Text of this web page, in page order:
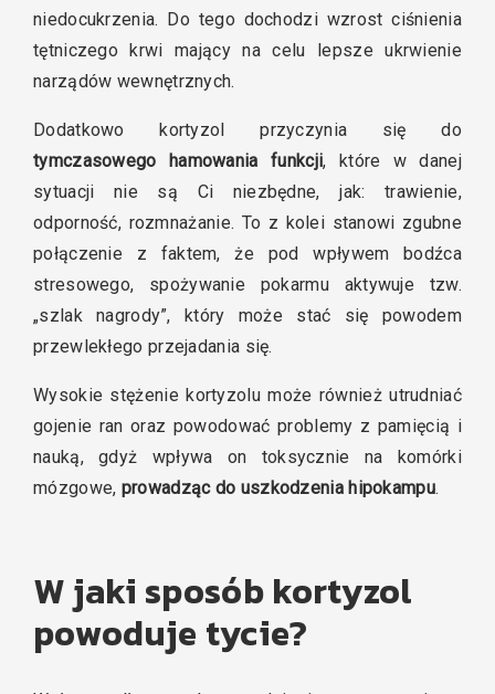
niedocukrzenia. Do tego dochodzi wzrost ciśnienia
tętniczego krwi mający na celu lepsze ukrwienie
narządów wewnętrznych.
Dodatkowo kortyzol przyczynia się do
tymczasowego hamowania funkcji, które w danej
sytuacji nie są Ci niezbędne, jak: trawienie,
odporność, rozmnażanie. To z kolei stanowi zgubne
połączenie z faktem, że pod wpływem bodźca
stresowego, spożywanie pokarmu aktywuje tzw.
„szlak nagrody”, który może stać się powodem
przewlekłego przejadania się.
Wysokie stężenie kortyzolu może również utrudniać
gojenie ran oraz powodować problemy z pamięcią i
nauką, gdyż wpływa on toksycznie na komórki
mózgowe, prowadząc do uszkodzenia hipokampu.
W jaki sposób kortyzol
powoduje tycie?